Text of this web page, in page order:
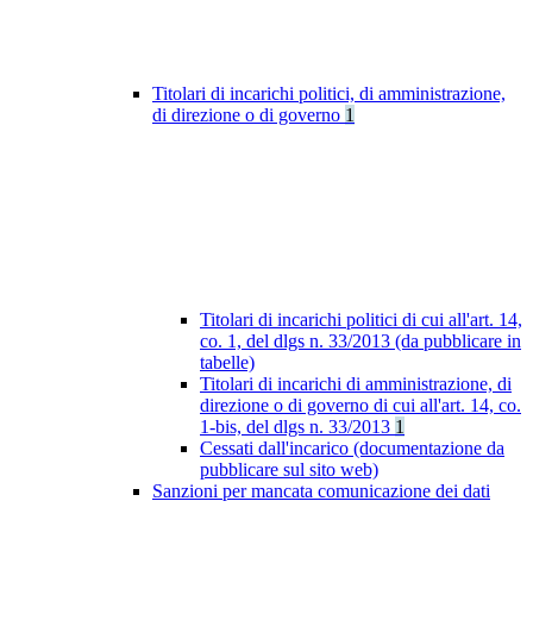
Titolari di incarichi politici, di amministrazione,
di direzione o di governo 1
Titolari di incarichi politici di cui all'art. 14,
co. 1, del dlgs n. 33/2013 (da pubblicare in
tabelle)
Titolari di incarichi di amministrazione, di
direzione o di governo di cui all'art. 14, co.
1-bis, del dlgs n. 33/2013 1
Cessati dall'incarico (documentazione da
pubblicare sul sito web)
Sanzioni per mancata comunicazione dei dati